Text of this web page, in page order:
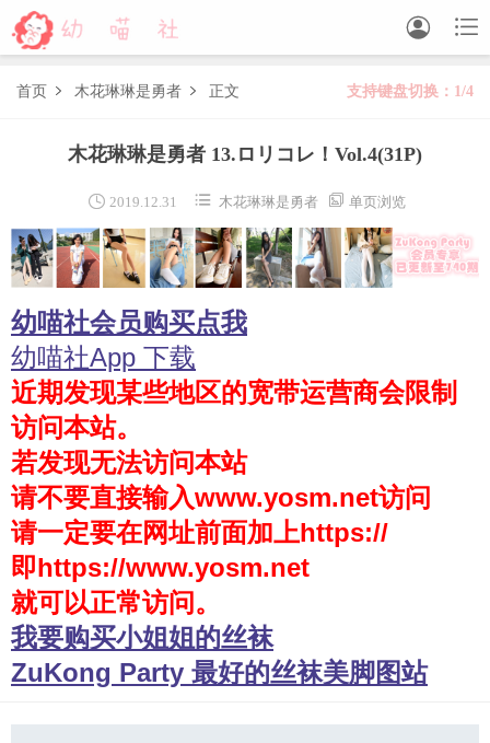


森萝财团
FREE LOVEPLUS R15 SSR X
森萝财团视频
木花琳琳是勇者写真 木花琳琳是勇者视频
风之领域
喵写真
轻兰映画
少女秩序
会员购买
幼喵社App
首页  木花琳琳是勇者  正文 支持键盘切换：1/4
木花琳琳是勇者 13.ロリコレ！Vol.4(31P)
 2019.12.31  木花琳琳是勇者  单页浏览
幼喵社会员购买点我
幼喵社App 下载
近期发现某些地区的宽带运营商会限制
访问本站。
若发现无法访问本站
请不要直接输入www.yosm.net访问
请一定要在网址前面加上https://
即https://www.yosm.net
就可以正常访问。
我要购买小姐姐的丝袜
ZuKong Party 最好的丝袜美脚图站